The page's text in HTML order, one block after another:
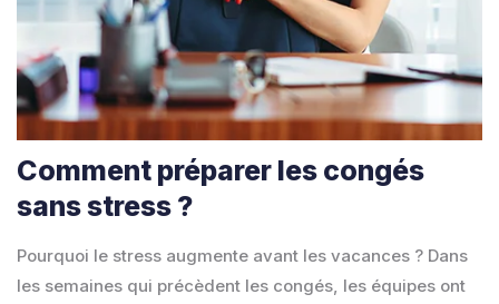
Comment préparer les congés
sans stress ?
Pourquoi le stress augmente avant les vacances ? Dans
les semaines qui précèdent les congés, les équipes ont